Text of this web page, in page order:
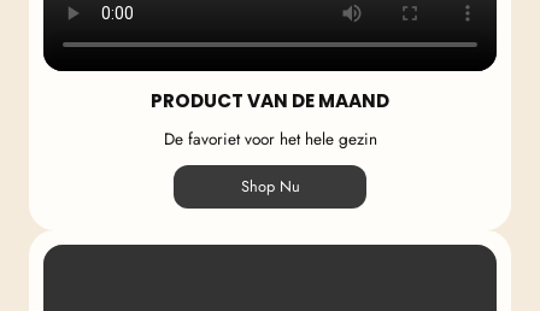
PRODUCT VAN DE MAAND
De favoriet voor het hele gezin
Shop Nu